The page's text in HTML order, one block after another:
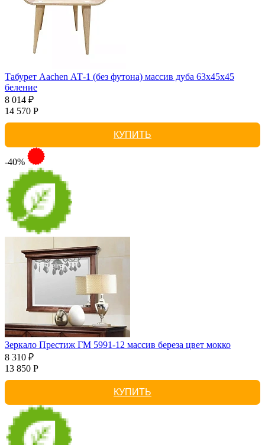
Табурет Aachen АТ-1 (без футона) массив дуба 63х45х45
беление
8 014 ₽
14 570 Р
КУПИТЬ
-40%
Зеркало Престиж ГМ 5991-12 массив береза цвет мокко
8 310 ₽
13 850 Р
КУПИТЬ